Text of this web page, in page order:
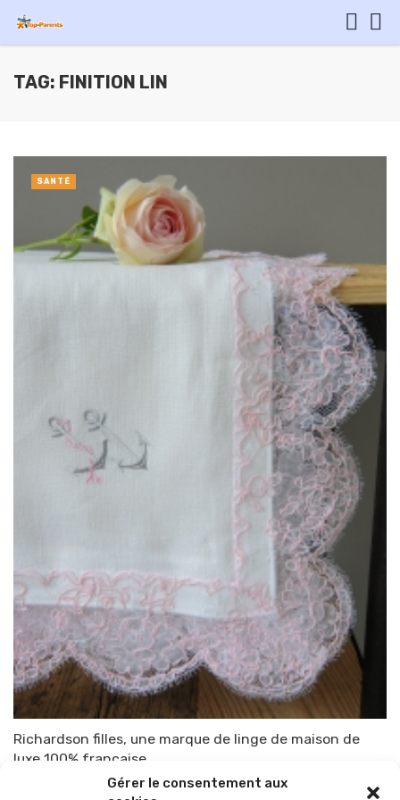
Gérer le consentement aux
TAG: FINITION LIN
Richardson filles, une marque de linge de maison de
luxe 100% française
TOP-PARENTS 22 janvier 2015
SANTÉ